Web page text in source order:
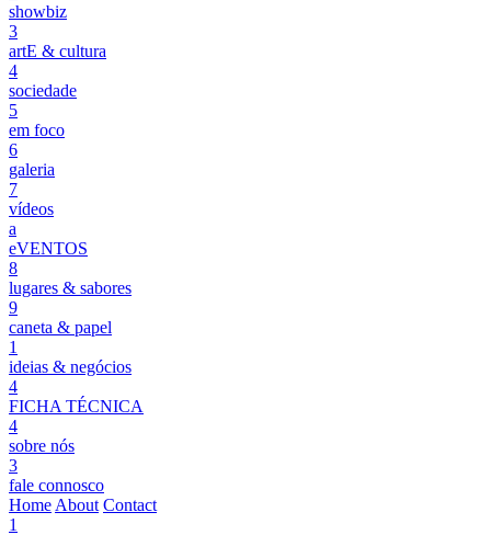
showbiz
3
artE & cultura
4
sociedade
5
em foco
6
galeria
7
vídeos
a
eVENTOS
8
lugares & sabores
9
caneta & papel
1
ideias & negócios
4
FICHA TÉCNICA
4
sobre nós
3
fale connosco
Home About Contact
1